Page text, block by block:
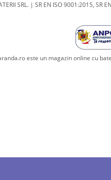
SRL. | SR EN ISO 9001:2015, SR
este un magazin online cu